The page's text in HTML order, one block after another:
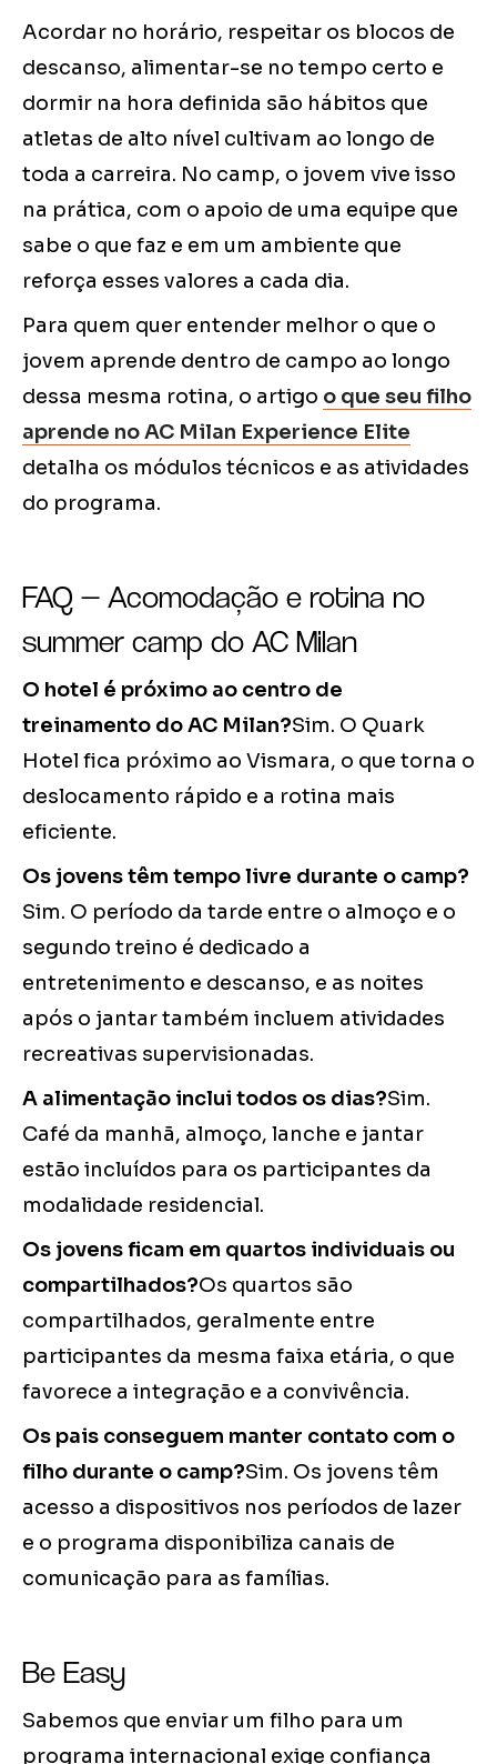
Acordar no horário, respeitar os blocos de
descanso, alimentar-se no tempo certo e
dormir na hora definida são hábitos que
atletas de alto nível cultivam ao longo de
toda a carreira. No camp, o jovem vive isso
na prática, com o apoio de uma equipe que
sabe o que faz e em um ambiente que
reforça esses valores a cada dia.
Para quem quer entender melhor o que o
jovem aprende dentro de campo ao longo
dessa mesma rotina, o artigo o que seu filho
aprende no AC Milan Experience Elite
detalha os módulos técnicos e as atividades
do programa.
FAQ — Acomodação e rotina no
summer camp do AC Milan
O hotel é próximo ao centro de
treinamento do AC Milan?Sim. O Quark
Hotel fica próximo ao Vismara, o que torna o
deslocamento rápido e a rotina mais
eficiente.
Os jovens têm tempo livre durante o camp?
Sim. O período da tarde entre o almoço e o
segundo treino é dedicado a
entretenimento e descanso, e as noites
após o jantar também incluem atividades
recreativas supervisionadas.
A alimentação inclui todos os dias?Sim.
Café da manhã, almoço, lanche e jantar
estão incluídos para os participantes da
modalidade residencial.
Os jovens ficam em quartos individuais ou
compartilhados?Os quartos são
compartilhados, geralmente entre
participantes da mesma faixa etária, o que
favorece a integração e a convivência.
Os pais conseguem manter contato com o
filho durante o camp?Sim. Os jovens têm
acesso a dispositivos nos períodos de lazer
e o programa disponibiliza canais de
comunicação para as famílias.
Be Easy
Sabemos que enviar um filho para um
programa internacional exige confiança